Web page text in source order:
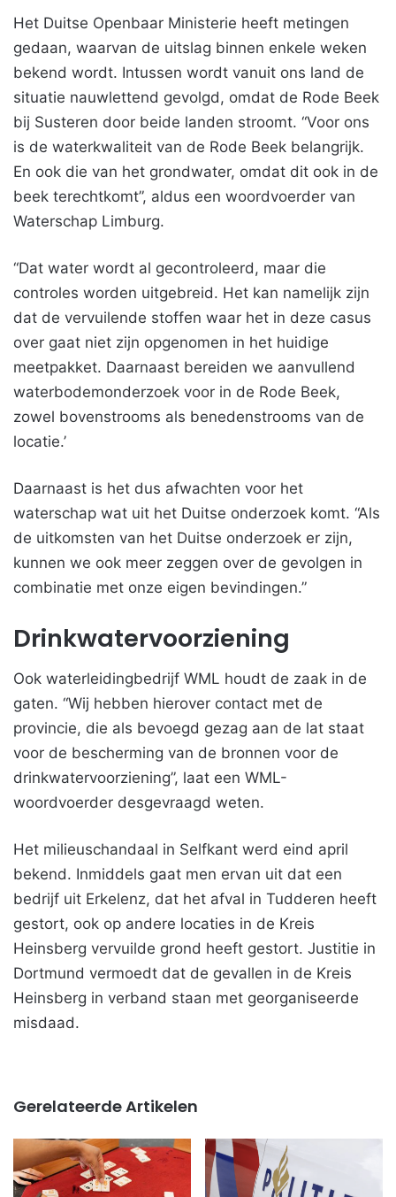
Het Duitse Openbaar Ministerie heeft metingen
gedaan, waarvan de uitslag binnen enkele weken
bekend wordt. Intussen wordt vanuit ons land de
situatie nauwlettend gevolgd, omdat de Rode Beek
bij Susteren door beide landen stroomt. “Voor ons
is de waterkwaliteit van de Rode Beek belangrijk.
En ook die van het grondwater, omdat dit ook in de
beek terechtkomt”, aldus een woordvoerder van
Waterschap Limburg.
“Dat water wordt al gecontroleerd, maar die
controles worden uitgebreid. Het kan namelijk zijn
dat de vervuilende stoffen waar het in deze casus
over gaat niet zijn opgenomen in het huidige
meetpakket. Daarnaast bereiden we aanvullend
waterbodemonderzoek voor in de Rode Beek,
zowel bovenstrooms als benedenstrooms van de
locatie.’
Daarnaast is het dus afwachten voor het
waterschap wat uit het Duitse onderzoek komt. “Als
de uitkomsten van het Duitse onderzoek er zijn,
kunnen we ook meer zeggen over de gevolgen in
combinatie met onze eigen bevindingen.”
Drinkwatervoorziening
Ook waterleidingbedrijf WML houdt de zaak in de
gaten. “Wij hebben hierover contact met de
provincie, die als bevoegd gezag aan de lat staat
voor de bescherming van de bronnen voor de
drinkwatervoorziening”, laat een WML-
woordvoerder desgevraagd weten.
Het milieuschandaal in Selfkant werd eind april
bekend. Inmiddels gaat men ervan uit dat een
bedrijf uit Erkelenz, dat het afval in Tudderen heeft
gestort, ook op andere locaties in de Kreis
Heinsberg vervuilde grond heeft gestort. Justitie in
Dortmund vermoedt dat de gevallen in de Kreis
Heinsberg in verband staan met georganiseerde
misdaad.
Gerelateerde Artikelen